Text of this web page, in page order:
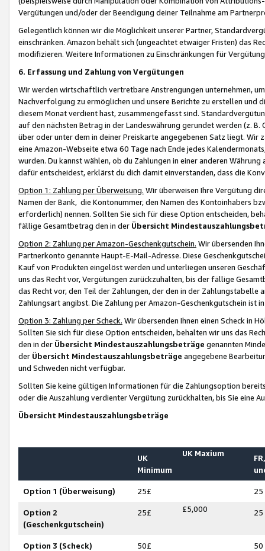
Vergütungen und/oder der Beendigung deiner Teilnahme am
Gelegentlich können wir die Möglichkeit unserer Partner,
einschränken. Amazon behält sich (ungeachtet etwaiger Fristen) das
modifizieren. Weitere Informationen zu Einschränkungen für
6. Erfassung und Zahlung von Vergütungen
Wir werden wirtschaftlich vertretbare Anstrengungen unternehmen,
Nachverfolgung zu ermöglichen und unsere Berichte zu erstellen und
diesem Monat verdient hast, zusammengefasst sind.
auf den nächsten Betrag in der Landeswährung gerundet werden (z.
über oder unter dem in deiner Preiskarte angegebenen Satz liegt.
eine Amazon-Webseite etwa 60 Tage nach Ende jedes
wurden. Du kannst wählen, ob du Zahlungen in einer anderen
dafür entscheidest, erklärst du dich damit einverstanden, dass die
Option 1: Zahlung per Überweisung. Wir überweisen Ihre Vergütung
Namen der Bank, die Kontonummer, den Namen des Kontoinhabers
erforderlich) nennen. Sollten Sie sich für diese Option entscheiden,
fällige Gesamtbetrag den in der Übersicht
Option 2: Zahlung per Amazon-Geschenkgutschein. Wir übersenden
Partnerkonto genannte Haupt-E-Mail-Adresse. Diese
Kauf von Produkten eingelöst werden und unterliegen unseren
uns das Recht vor, Vergütungen zurückzuhalten, bis der fällige
das Recht vor, den Teil der Zahlungen, der den in der
Zahlungsart angibst. Die Zahlung per Amazon-Geschenkgutschein ist
Option 3: Zahlung per Scheck. Wir übersenden Ihnen einen Scheck in
Sollten Sie sich für diese Option entscheiden, behalten wir uns das
den in der Übersicht Mindestauszahlungsbeträge genannten
der Übersicht Mindestauszahlungsbeträge angegebene
und Schweden nicht verfügbar.
Sollten Sie keine gültigen Informationen für die Zahlungsoption
oder die Auszahlung verdienter Vergütung zurückhalten, bis Sie
Übersicht Mindestauszahlungsbeträge
UK
Minimum
UK Maxium
Option 1 (Überweisung) 25£ 25
Option 2
(Geschenkgutschein)
25£ £5,000 25
Option 3 (Scheck) 50£ 50